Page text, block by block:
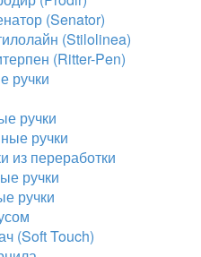
(Senator)
(Stilolinea)
(Ritter-Pen)
ручки
ручки
ручки
из переработки
ручки
ручки
(Soft Touch)